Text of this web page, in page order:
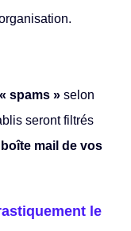
spams »selon
seront filtrés
mail de vos
le